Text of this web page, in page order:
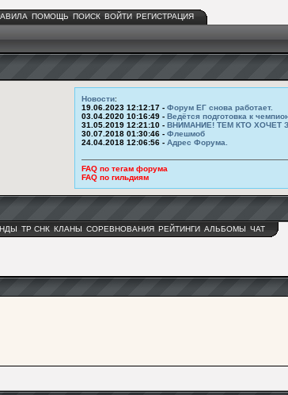
ПОМОЩЬ ПОИСК ВОЙТИ РЕГИСТРАЦИЯ
Новости:
19.06.2023 12:12:17 - Форум ЕГ снова работает.
03.04.2020 10:16:49 - Ведётся подготовка к
31.05.2019 12:21:10 - ВНИМАНИЕ! ТЕМ КТО ХОЧЕТ
30.07.2018 01:30:46 - Флешмоб
24.04.2018 12:06:56 - Адрес Форума.
FAQ по тегам форума
FAQ по гильдиям
ТР СНК КЛАНЫ СОРЕВНОВАНИЯ РЕЙТИНГИ АЛЬБОМЫ ЧАТ